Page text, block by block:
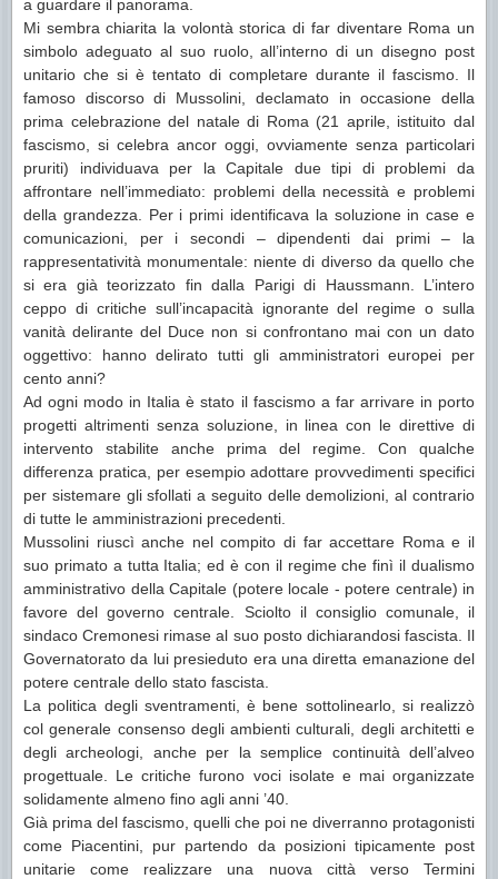
a guardare il panorama.
Mi sembra chiarita la volontà storica di far diventare Roma un
simbolo adeguato al suo ruolo, all’interno di un disegno post
unitario che si è tentato di completare durante il fascismo. Il
famoso discorso di Mussolini, declamato in occasione della
prima celebrazione del natale di Roma (21 aprile, istituito dal
fascismo, si celebra ancor oggi, ovviamente senza particolari
pruriti) individuava per la Capitale due tipi di problemi da
affrontare nell’immediato: problemi della necessità e problemi
della grandezza. Per i primi identificava la soluzione in case e
comunicazioni, per i secondi – dipendenti dai primi – la
rappresentatività monumentale: niente di diverso da quello che
si era già teorizzato fin dalla Parigi di Haussmann. L’intero
ceppo di critiche sull’incapacità ignorante del regime o sulla
vanità delirante del Duce non si confrontano mai con un dato
oggettivo: hanno delirato tutti gli amministratori europei per
cento anni?
Ad ogni modo in Italia è stato il fascismo a far arrivare in porto
progetti altrimenti senza soluzione, in linea con le direttive di
intervento stabilite anche prima del regime. Con qualche
differenza pratica, per esempio adottare provvedimenti specifici
per sistemare gli sfollati a seguito delle demolizioni, al contrario
di tutte le amministrazioni precedenti.
Mussolini riuscì anche nel compito di far accettare Roma e il
suo primato a tutta Italia; ed è con il regime che finì il dualismo
amministrativo della Capitale (potere locale - potere centrale) in
favore del governo centrale. Sciolto il consiglio comunale, il
sindaco Cremonesi rimase al suo posto dichiarandosi fascista. Il
Governatorato da lui presieduto era una diretta emanazione del
potere centrale dello stato fascista.
La politica degli sventramenti, è bene sottolinearlo, si realizzò
col generale consenso degli ambienti culturali, degli architetti e
degli archeologi, anche per la semplice continuità dell’alveo
progettuale. Le critiche furono voci isolate e mai organizzate
solidamente almeno fino agli anni ’40.
Già prima del fascismo, quelli che poi ne diverranno protagonisti
come Piacentini, pur partendo da posizioni tipicamente post
unitarie come realizzare una nuova città verso Termini